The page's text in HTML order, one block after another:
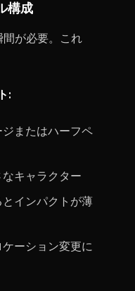
構成
が必要。これ
:
またはハーフペ
キャラクター
インパクトが薄
ーション変更に